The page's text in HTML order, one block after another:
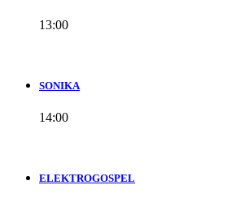
13:00
SONIKA
14:00
ELEKTROGOSPEL